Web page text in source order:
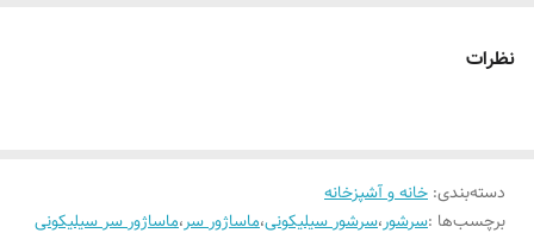
ماساژ پوست سر استفاده کرد، بلکه برای باز کردن گره موهای شما در هنگام
حذف کننده پوست مرده کف سر
شاداب و تمیز کننده عمقی کف سر و موها
نظرات
دسته‌بندی: خانه و آشپزخانه
برچسب‌ها :سرشور،سرشور سیلیکونی،ماساژور سر،ماساژور سر سیلیکونی